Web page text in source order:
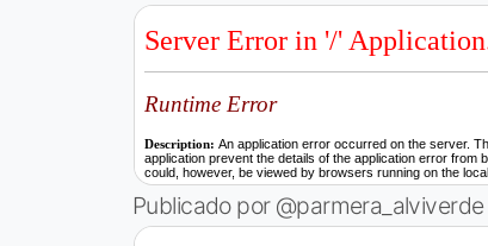
Publicado por @parmera_alviverde